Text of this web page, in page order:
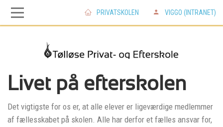
Skip
navigation
Skip
content
PRIVATSKOLEN VIGGO (INTRANET)
Livet på efterskolen
Det vigtigste for os er, at alle elever er ligeværdige medlemmer
af fællesskabet på skolen. Alle har derfor et fælles ansvar for,